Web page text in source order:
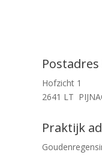
Hofzicht 1
2641 LT
Praktijk